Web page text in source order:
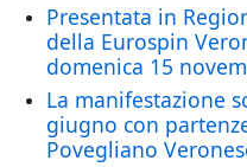
Presentata in
della Eurospin
domenica 15
La manifestazione
giugno con
Povegliano